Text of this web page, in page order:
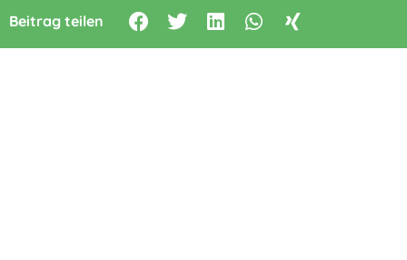
Beitrag teilen